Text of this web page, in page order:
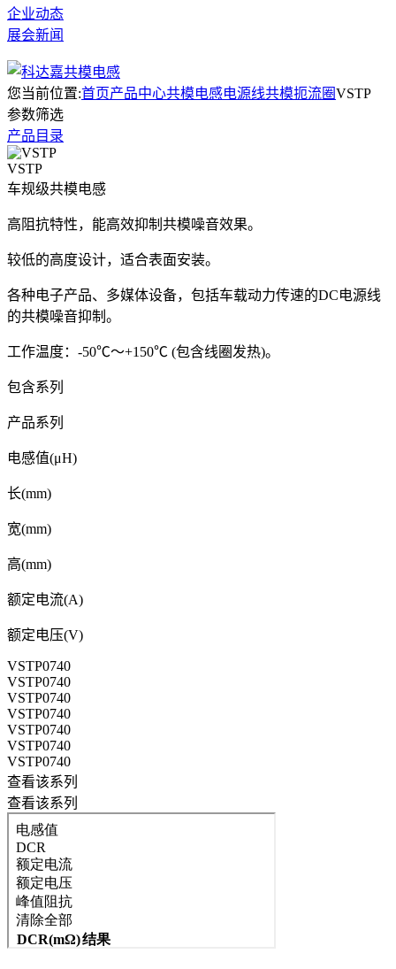
企业动态
展会新闻
您当前位置:首页产品中心共模电感电源线共模扼流圈VSTP
参数筛选
产品目录
VSTP
车规级共模电感
高阻抗特性，能高效抑制共模噪音效果。
较低的高度设计，适合表面安装。
各种电子产品、多媒体设备，包括车载动力传速的DC电源线
的共模噪音抑制。
工作温度：-50℃～+150℃ (包含线圈发热)。
包含系列
产品系列
电感值(μH)
长(mm)
宽(mm)
高(mm)
额定电流(A)
额定电压(V)
VSTP0740
VSTP0740
VSTP0740
VSTP0740
VSTP0740
VSTP0740
VSTP0740
查看该系列
查看该系列